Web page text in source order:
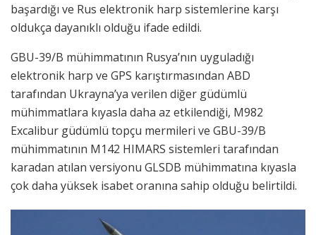
başardığı ve Rus elektronik harp sistemlerine karşı
oldukça dayanıklı olduğu ifade edildi.
GBU-39/B mühimmatının Rusya’nın uyguladığı
elektronik harp ve GPS karıştırmasından ABD
tarafından Ukrayna’ya verilen diğer güdümlü
mühimmatlara kıyasla daha az etkilendiği, M982
Excalibur güdümlü topçu mermileri ve GBU-39/B
mühimmatının M142 HIMARS sistemleri tarafından
karadan atılan versiyonu GLSDB mühimmatına kıyasla
çok daha yüksek isabet oranına sahip olduğu belirtildi.